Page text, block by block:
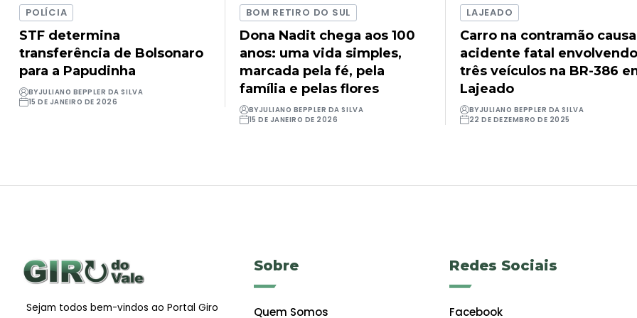
POLÍCIA
STF determina
transferência de Bolsonaro
para a Papudinha
BYJULIANO BEPPLER DA SILVA
15 DE JANEIRO DE 2026
BOM RETIRO DO SUL
Dona Nadit chega aos 100
anos: uma vida simples,
marcada pela fé, pela
família e pelas flores
BYJULIANO BEPPLER DA SILVA
15 DE JANEIRO DE 2026
LAJEADO
Carro na contramão causa
acidente fatal
três veículos na BR-386
Lajeado
BYJULIANO BEPPLER DA SILVA
22 DE DEZEMBRO DE 2025
Sejam todos bem-vindos ao Portal Giro
Sobre
Quem Somos
Redes Sociais
Facebook